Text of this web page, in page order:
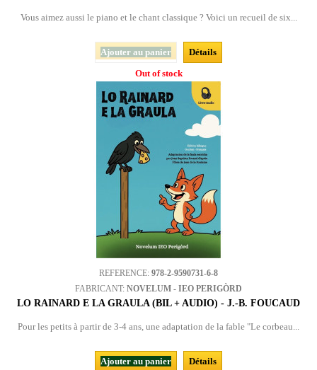
Vous aimez aussi le piano et le chant classique ? Voici un recueil de six...
Ajouter au panier
Détails
Out of stock
REFERENCE: 978-2-9590731-6-8
FABRICANT: NOVELUM - IEO PERIGÒRD
LO RAINARD E LA GRAULA (BIL + AUDIO) - J.-B. FOUCAUD
Pour les petits à partir de 3-4 ans, une adaptation de la fable "Le corbeau...
Ajouter au panier Détails